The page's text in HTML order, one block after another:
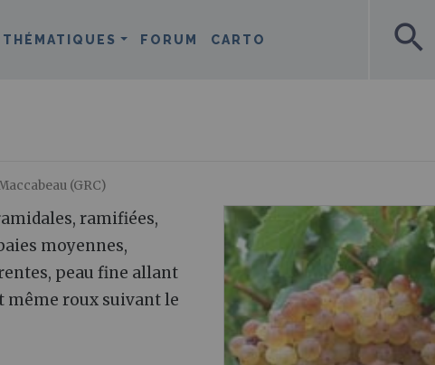
THÉMATIQUES FORUM CARTO search
(GRC)
ramifiées,
moyennes,
peau fine allant
même roux suivant le